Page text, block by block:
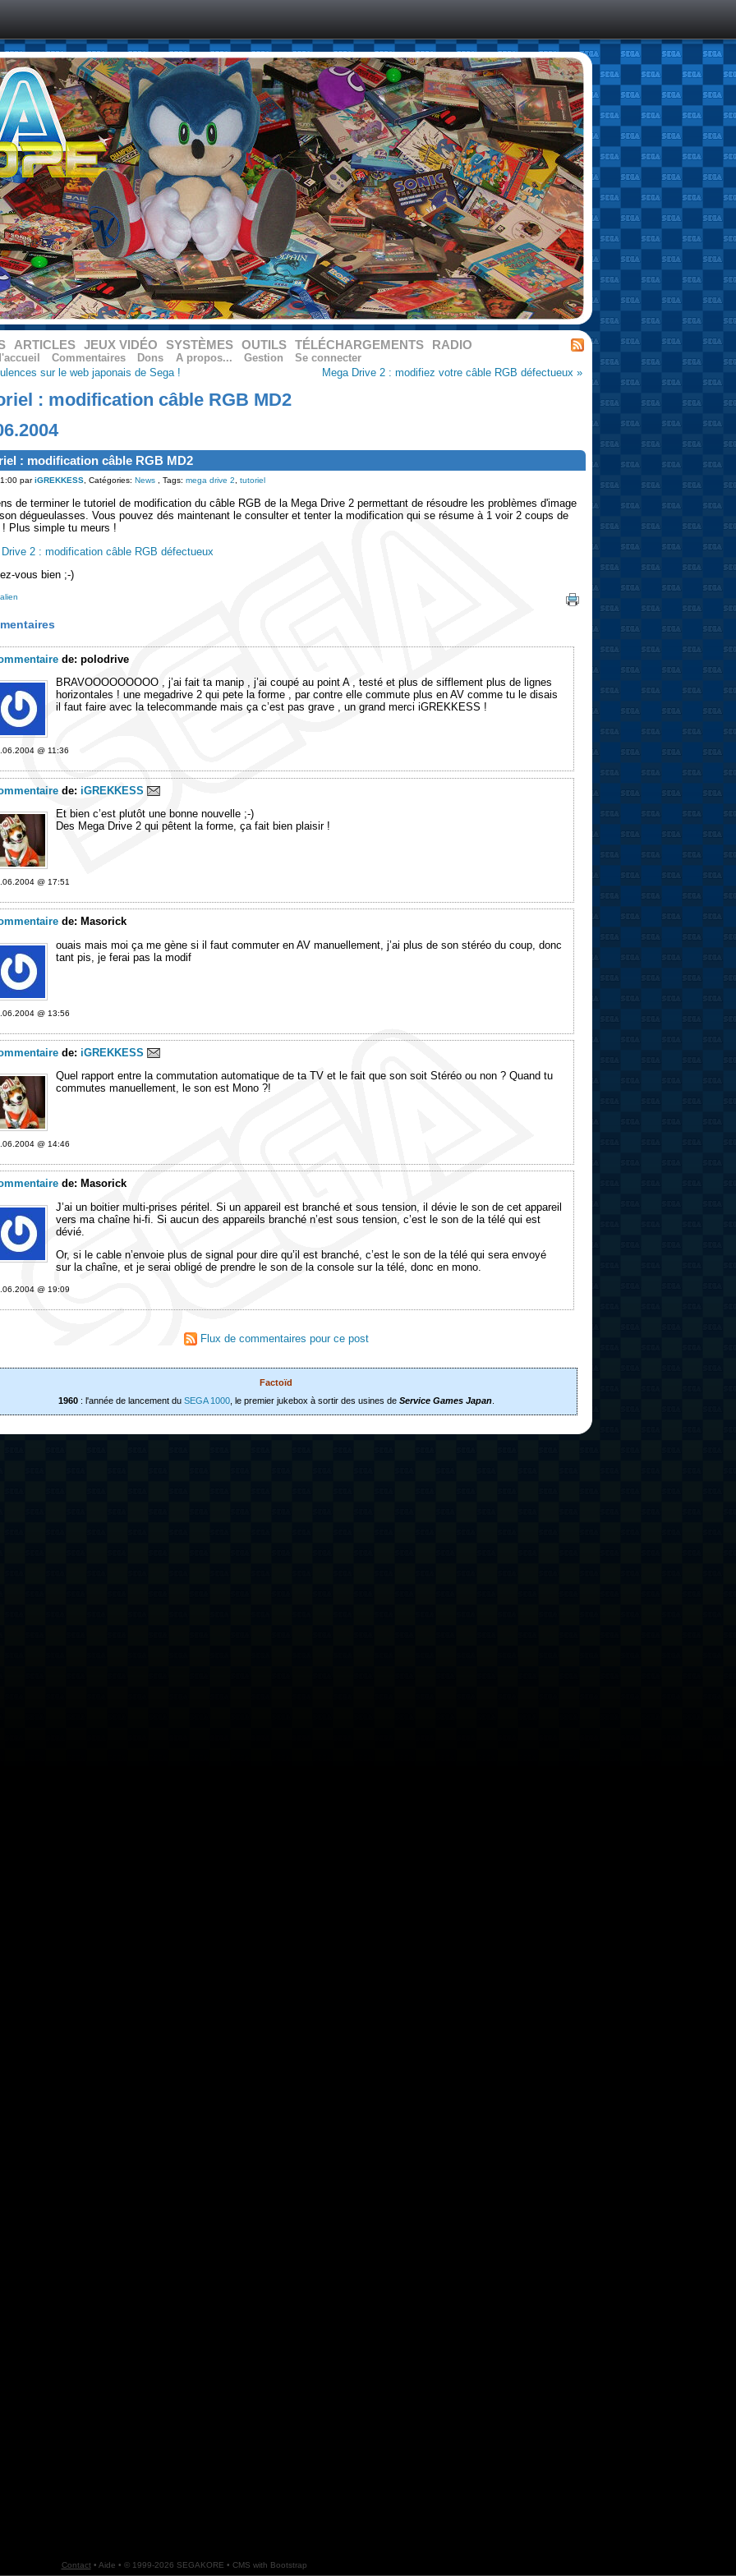
ARTICLES JEUX VIDÉO SYSTÈMES OUTILS TÉLÉCHARGEMENTS RADIO
Commentaires Dons A propos... Gestion
Se connecter
sur le web japonais de Sega !
Mega Drive 2 : modifiez votre câble RGB défectueux »
: modification câble RGB MD2
: modification câble RGB MD2
pariGREKKESS, Catégories: News, Tags: mega drive 2 tutoriel
de terminer le tutoriel de modification du câble RGB de la Mega Drive 2 permettant de résoudre les problèmes d'image
dégueulasses. Vous pouvez dés maintenant le consulter et tenter la modification qui se résume à 1 voir 2 coups de
! Plus simple tu meurs !
Drive 2 : modification câble RGB défectueux
vous bien ;-)
de: polodrive
BRAVOOOOOOOOO , j’ai fait ta manip , j’ai coupé au point A , testé et plus de sifflement plus de lignes
horizontales ! une megadrive 2 qui pete la forme , par contre elle commute plus en AV comme tu le disais
il faut faire avec la telecommande mais ça c’est pas grave , un grand merci iGREKKESS !
@ 11:36
de: iGREKKESS
Et bien c’est plutôt une bonne nouvelle ;-)
Des Mega Drive 2 qui pêtent la forme, ça fait bien plaisir !
@ 17:51
de: Masorick
ouais mais moi ça me gène si il faut commuter en AV manuellement, j’ai plus de son stéréo du coup, donc
tant pis, je ferai pas la modif
@ 13:56
de: iGREKKESS
Quel rapport entre la commutation automatique de ta TV et le fait que son soit Stéréo ou non ? Quand tu
commutes manuellement, le son est Mono ?!
@ 14:46
de: Masorick
J’ai un boitier multi-prises péritel. Si un appareil est branché et sous tension, il dévie le son de cet appareil
vers ma chaîne hi-fi. Si aucun des appareils branché n’est sous tension, c’est le son de la télé qui est
dévié.
Or, si le cable n’envoie plus de signal pour dire qu’il est branché, c’est le son de la télé qui sera envoyé
sur la chaîne, et je serai obligé de prendre le son de la console sur la télé, donc en mono.
@ 19:09
Flux de commentaires pour ce post
Factoïd
1960: l'année de lancement du SEGA 1000, le premier jukebox à sortir des usines de Service Games Japan.
Contact• Aide • © 1999-2026 SEGAKORE • CMS with Bootstrap